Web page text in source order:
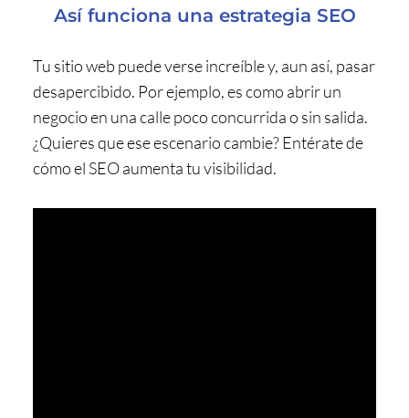
Así funciona una estrategia SEO
Tu sitio web puede verse increíble y, aun así, pasar
desapercibido. Por ejemplo, es como abrir un
negocio en una calle poco concurrida o sin salida.
¿Quieres que ese escenario cambie? Entérate de
cómo el SEO aumenta tu visibilidad.